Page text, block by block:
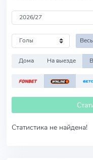
Дома На выезде
Статистика не найдена!